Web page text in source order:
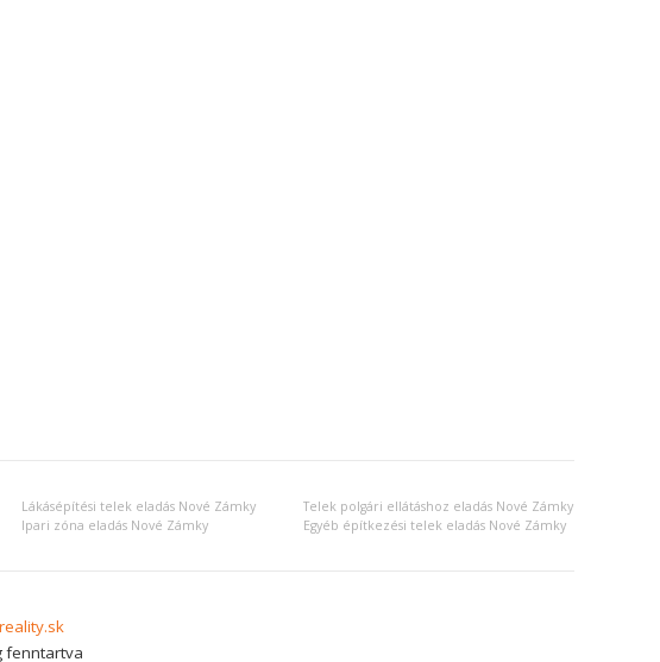
Lákásépítési telek eladás Nové Zámky
Telek polgári ellátáshoz eladás Nové Zámky
Ipari zóna eladás Nové Zámky Egyéb építkezési telek eladás Nové Zámky
fenntartva